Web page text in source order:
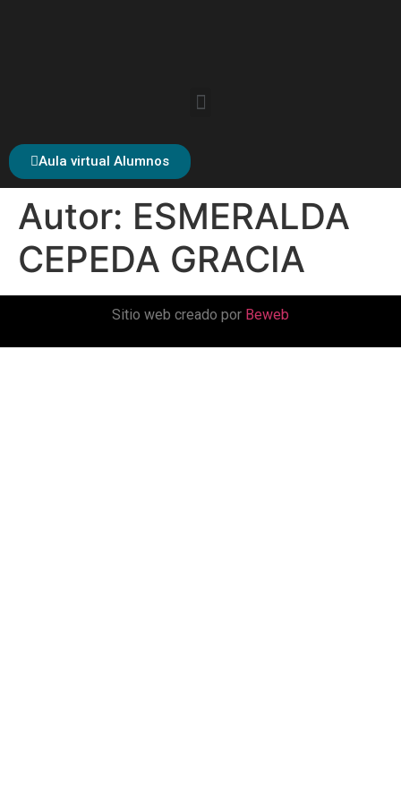
Aula virtual Alumnos
Autor: ESMERALDA
CEPEDA GRACIA
Sitio web creado por Beweb